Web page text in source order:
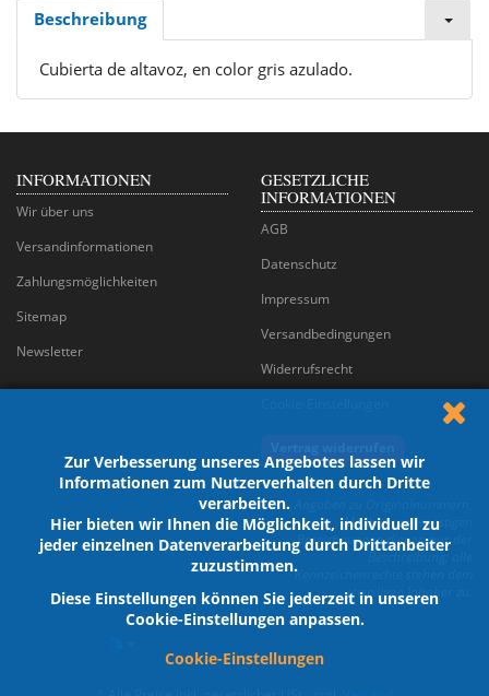
Zur Verbesserung unseres Angebotes lassen wir
Informationen zum Nutzerverhalten durch Dritte
verarbeiten.
Hier bieten wir Ihnen die Möglichkeit, individuell zu
jeder einzelnen Datenverarbeitung durch Drittanbeiter
zuzustimmen.
Diese Einstellungen können Sie jederzeit in unseren
Cookie-Einstellungen anpassen.
Cookie-Einstellungen
Beschreibung
Cubierta de altavoz, en color gris azulado.
INFORMATIONEN
Wir über uns
Versandinformationen
Zahlungsmöglichkeiten
Sitemap
Newsletter
GESETZLICHE
INFORMATIONEN
AGB
Datenschutz
Impressum
Versandbedingungen
Widerrufsrecht
Marken und sonstigen
Bezeichnungen dienen nur der
Beschreibung; alle
Kennzeichenrechte stehen dem
jeweiligen Inhaber zu.